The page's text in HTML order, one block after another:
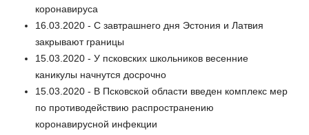
коронавируса
16.03.2020 - С завтрашнего дня Эстония и Латвия
закрывают границы
15.03.2020 - У псковских школьников весенние
каникулы начнутся досрочно
15.03.2020 - В Псковской области введен комплекс мер
по противодействию распространению
коронавирусной инфекции